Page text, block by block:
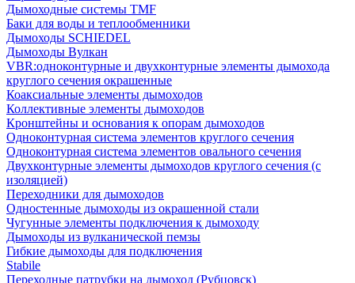
Дымоходные системы TMF
Баки для воды и теплообменники
Дымоходы SCHIEDEL
Дымоходы Вулкан
VBR:одноконтурные и двухконтурные элементы дымохода
круглого сечения окрашенные
Коаксиальные элементы дымоходов
Коллективные элементы дымоходов
Кронштейны и основания к опорам дымоходов
Одноконтурная система элементов круглого сечения
Одноконтурная система элементов овального сечения
Двухконтурные элементы дымоходов круглого сечения (с
изоляцией)
Переходники для дымоходов
Одностенные дымоходы из окрашенной стали
Чугунные элементы подключения к дымоходу
Дымоходы из вулканической пемзы
Гибкие дымоходы для подключения
Stabile
Переходные патрубки на дымоход (Рубцовск)